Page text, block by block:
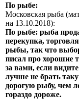
По рыбе:
Московская рыба
на 13.10.2018):
По рыбе: рыба
перекупка,
рыбы, так что
писал про хорошие
за вами, если
лучше не брать
дорогую рыбу, чем
гораздо дороже.